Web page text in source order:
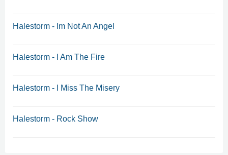
Halestorm - Im Not An Angel
Halestorm - I Am The Fire
Halestorm - I Miss The Misery
Halestorm - Rock Show